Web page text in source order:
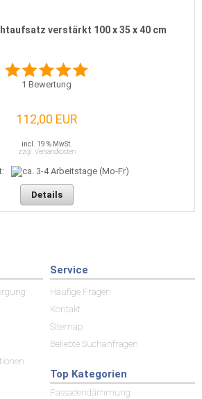
verstärkt 100 x 35 x 40 cm
1 Bewertung
112,00 EUR
incl. 19 % MwSt.
zzgl. Versandkosten
Details
Service
Häufige Fragen
Kontakt
Sitemap
Beliebte Suchanfragen
Top Kategorien
Fassadendämmung